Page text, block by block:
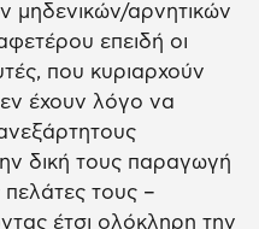
μηδενικών/αρνητικών
επειδή οι
που κυριαρχούν
έχουν λόγο να
δική τους παραγωγή
τους –
έτσι ολόκληρη την